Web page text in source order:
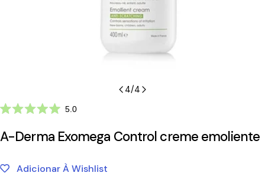
4/4
5.0
de
5.0Clique
ir
avaliações
A-Derma Exomega Control creme emoliente
Adicionar À Wishlist